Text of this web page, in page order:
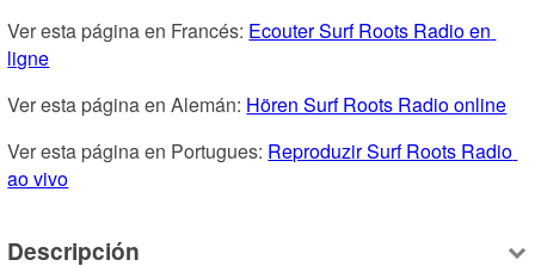
Ver esta página en Francés: Ecouter Surf Roots Radio en
ligne
Ver esta página en Alemán: Hören Surf Roots Radio online
Ver esta página en Portugues: Reproduzir Surf Roots Radio
ao vivo
Descripción